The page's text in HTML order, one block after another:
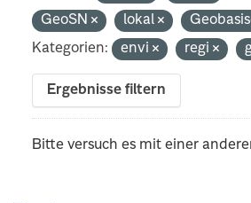
GeoSN
lokal
Kategorien:
envi regi
Ergebnisse filtern
Bitte versuch es mit einer